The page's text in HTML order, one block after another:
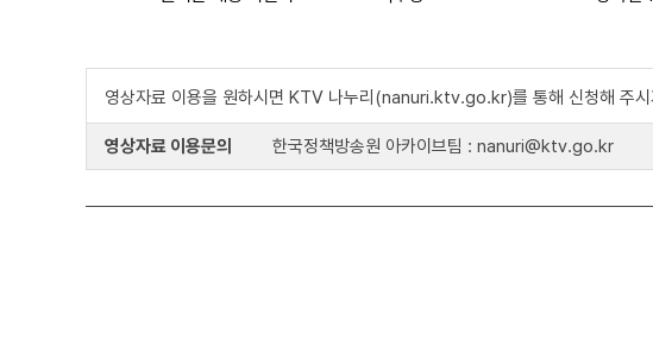
영상자료 이용을 원하시면 KTV 나누리(nanuri.ktv.go.kr)를 통해 신청해 주시
영상자료 이용문의 한국정책방송원 아카이브팀 : nanuri@ktv.go.kr